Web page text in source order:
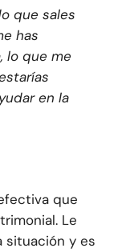
que sales
has
lo que me
en la
que
Le
situación y es